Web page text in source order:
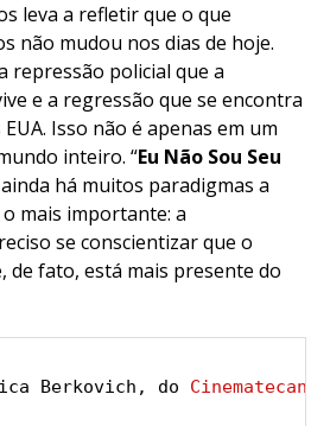
leva a refletir que o que
não mudou nos dias de hoje.
repressão policial que a
e a regressão que se encontra
Isso não é apenas em um
inteiro. “Eu Não Sou Seu
há muitos paradigmas a
mais importante: a
se conscientizar que o
de fato, está mais presente do
Berkovich, do Cinematecando